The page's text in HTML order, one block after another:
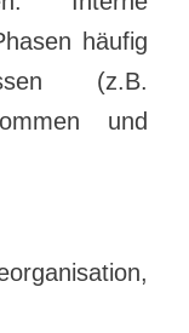
häufig
(z.B.
und